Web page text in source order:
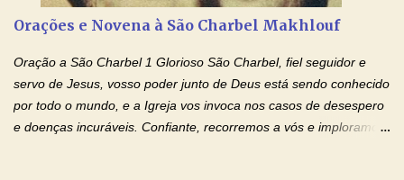
esforço maior em meus estudos e uma vida mais digna de tua
santidade. Glória… Deus, que quiseste atrair tudo a teu unigênito
Filho, que foi crucificado, permite que, pelos méritos e exemplos
de te...
Orações e Novena à São Charbel Makhlouf
Oração a São Charbel 1 Glorioso São Charbel, fiel seguidor e
servo de Jesus, vosso poder junto de Deus está sendo conhecido
por todo o mundo, e a Igreja vos invoca nos casos de desespero
e doenças incuráveis. Confiante, recorremos a vós e imploramos